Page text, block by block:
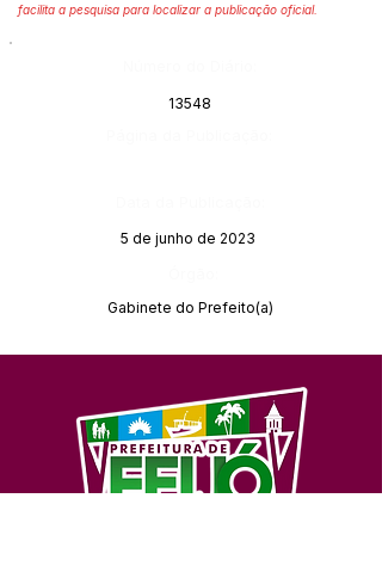
facilita a pesquisa para localizar a publicação oficial.
13548
5 de junho de 2023
Gabinete do Prefeito(a)